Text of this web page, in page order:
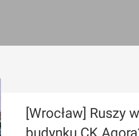
[Wrocław] Ruszy
budynku CK